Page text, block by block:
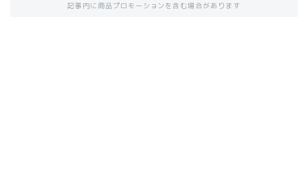
記事内に商品プロモーションを含む場合があります